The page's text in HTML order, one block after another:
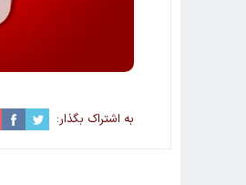
به اشتراک بگذار: